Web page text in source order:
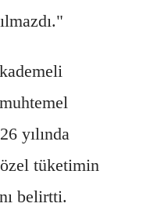
yılında
özel tüketimin
belirtti.